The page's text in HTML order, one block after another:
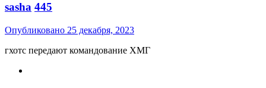
sasha 445
Опубликовано 25 декабря, 2023
гхотс передают командование ХМГ